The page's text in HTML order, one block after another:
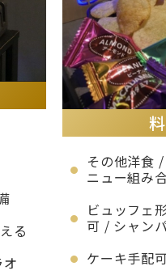
る
その他洋食
ニュー組み
ビュッフェ
可 / シャン
ケーキ手配